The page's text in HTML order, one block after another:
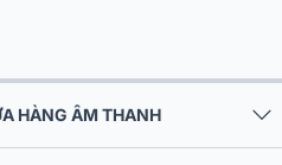
HÀNG ÂM THANH